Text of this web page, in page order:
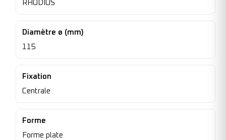
RHODIUS
Diamètre ø (mm)
115
Fixation
Centrale
Forme
Forme plate